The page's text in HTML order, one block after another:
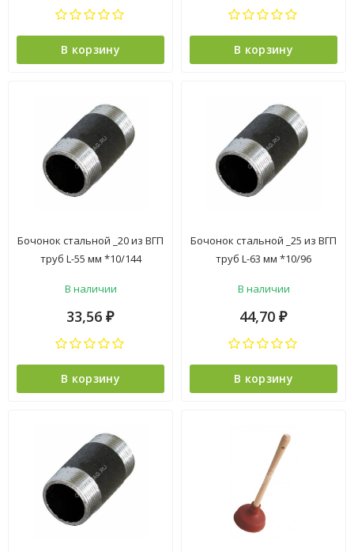
В корзину В корзину
Бочонок стальной _20 из ВГП
труб L-55 мм *10/144
В наличии
33,56 ₽
В корзину
Бочонок стальной _25 из ВГП
труб L-63 мм *10/96
В наличии
44,70 ₽
В корзину